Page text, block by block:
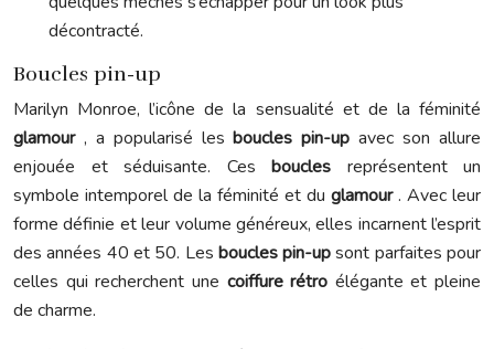
décontracté.
Boucles pin-up
Marilyn Monroe, l’icône de la sensualité et de la féminité
glamour , a popularisé lesboucles pin-upavec son allure
enjouée et séduisante. Ces boucles représentent un
symbole intemporel de la féminité et du glamour. Avec leur
forme définie et leur volume généreux, elles incarnent l’esprit
des années 40 et 50. Les boucles pin-upsont parfaites pour
celles qui recherchent une coiffure rétro élégante et pleine
de charme.